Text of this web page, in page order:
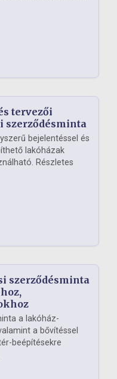
tervezői
szerződésminta
bejelentéssel és
lakóházak
Részletes
szerződésminta
a lakóház-
a bővítéssel
beépítésekre